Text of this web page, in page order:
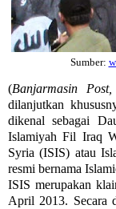
Sumber:
(Banjarmasin
dilanjutkan
dikenal sebagai
Islamiyah Fil Iraq
Syria (ISIS) atau
resmi bernama
ISIS merupakan
April 2013. Secara